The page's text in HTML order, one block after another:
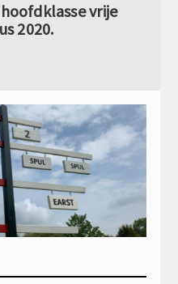
vrije
2020.